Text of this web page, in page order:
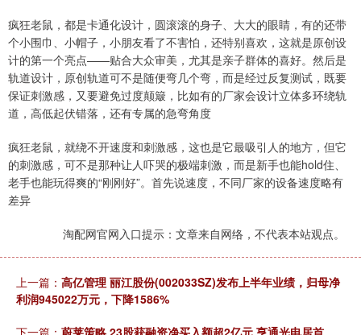
疯狂老鼠，都是卡通化设计，圆滚滚的身子、大大的眼睛，有的还带
个小围巾、小帽子，小朋友看了不害怕，还特别喜欢，这就是原创设
计的第一个亮点——贴合大众审美，尤其是亲子群体的喜好。然后是
轨道设计，原创轨道可不是随便弯几个弯，而是经过反复测试，既要
保证刺激感，又要避免过度颠簸，比如有的厂家会设计立体多环绕轨
道，高低起伏错落，还有专属的急弯角度
疯狂老鼠，就绕不开速度和刺激感，这也是它最吸引人的地方，但它
的刺激感，可不是那种让人吓哭的极端刺激，而是新手也能hold住、
老手也能玩得爽的“刚刚好”。首先说速度，不同厂家的设备速度略有
差异
淘配网官网入口提示：文章来自网络，不代表本站观点。
上一篇： 高亿管理 丽江股份(002033SZ)发布上半年业绩，归母净
利润945022万元，下降1586%